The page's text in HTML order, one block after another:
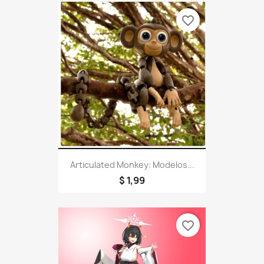
Articulated Monkey: Modelos...
$ 1,99
favorite_border
favorite_border